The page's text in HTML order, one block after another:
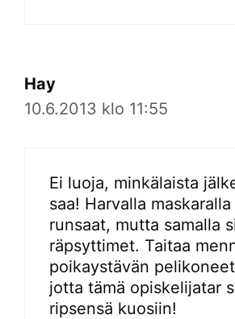
Hay
10.6.2013 klo 11:55
Ei luoja, minkälaista
saa! Harvalla
runsaat, mutta samalla
räpsyttimet. Taitaa
poikaystävän
jotta tämä opiskelijatar
ripsensä kuosiin!